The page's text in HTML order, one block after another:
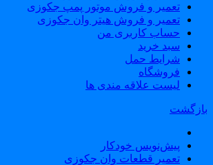
تعمیر و فروش موتور پمپ جکوزی
تعمیر و فروش هیتر وان جکوزی
حساب کاربری من
سبد خرید
شرایط حمل
فروشگاه
لیست علاقه مندی ها
پیش‌نویس خودکار
تعمیر قطعات وان جکوزی